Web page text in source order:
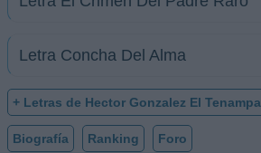
Letra Concha Del Alma
+ Letras de Hector Gonzalez El Tenampa
Biografía Ranking Foro